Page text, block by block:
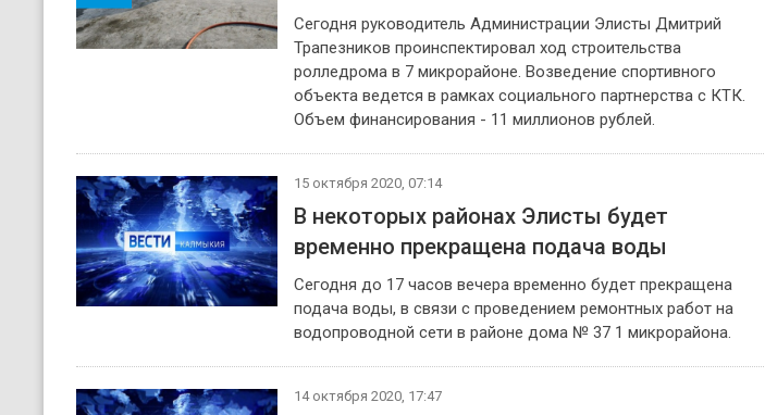
Сегодня руководитель Администрации Элисты Дмитрий
Трапезников проинспектировал ход строительства
ролледрома в 7 микрорайоне. Возведение спортивного
объекта ведется в рамках социального партнерства с КТК.
Объем финансирования - 11 миллионов рублей.
15 октября 2020, 07:14
В некоторых районах Элисты будет
временно прекращена подача воды
Сегодня до 17 часов вечера временно будет прекращена
подача воды, в связи с проведением ремонтных работ на
водопроводной сети в районе дома № 37 1 микрорайона.
14 октября 2020, 17:47